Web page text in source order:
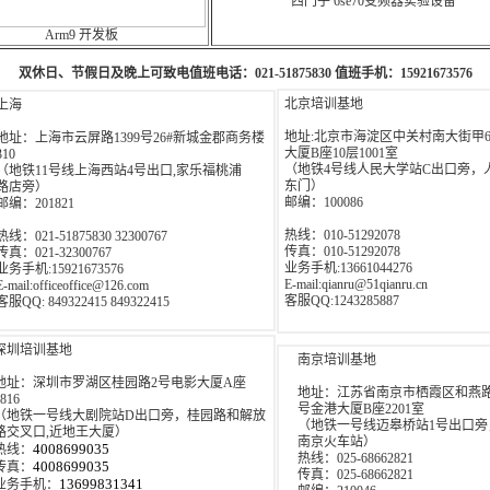
Arm9 开发板
双休日、节假日及晚上可致电值班电话：021-51875830 值班手机：15921673576
海
址：上海市云屏路1399号26#新城金郡商务楼
地铁11号线上海西站4号出口,家乐福桃浦
店旁）
编：201821
线：021-51875830 32300767
真：021-32300767
务手机:15921673576
mail:officeoffice@126.com
服QQ: 849322415 849322415
北京培训基地
地址:北京市海淀区中关村南大街甲
大厦B座10层1001室
（地铁4号线人民大学站C出口旁，
东门）
邮编：100086
热线：010-51292078
传真：010-51292078
业务手机:13661044276
E-mail:qianru@51qianru.cn
客服QQ:1243285887
圳培训基地
址：深圳市罗湖区桂园路2号电影大厦A座
地铁一号线大剧院站D出口旁，桂园路和解放
交叉口,近地王大厦）
线： 4008699035
真： 4008699035
务手机： 13699831341
南京培训基地
地址：江苏省南京市栖霞区和燕
号金港大厦B座2201室
（地铁一号线迈皋桥站1号出口
南京火车站）
热线：025-68662821
传真：025-68662821